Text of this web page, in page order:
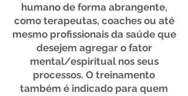
humano de forma abrangente,
como terapeutas, coaches ou até
mesmo profissionais da saúde que
desejem agregar o fator
mental/espiritual nos seus
processos. O treinamento
também é indicado para quem